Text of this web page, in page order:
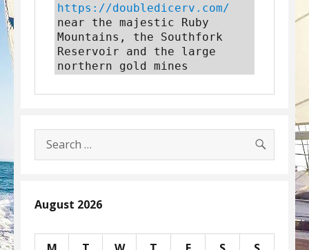
https://doubledicerv.com/
near the majestic Ruby
Mountains, the Southfork
Reservoir and the large
northern gold mines
Search
for:
August 2026